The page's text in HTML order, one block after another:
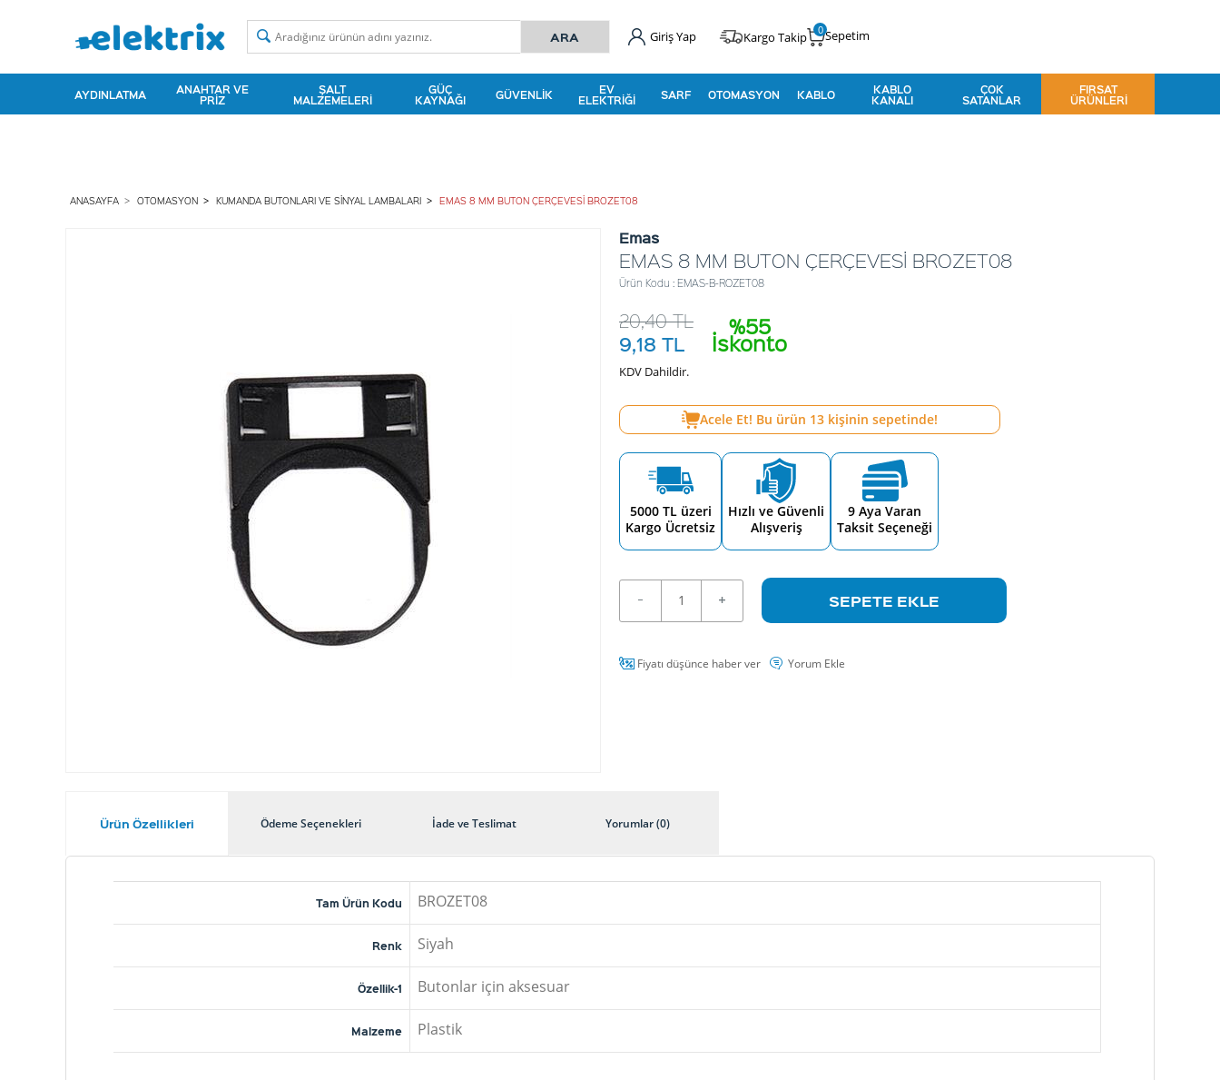
Giriş Yap Kargo Takip Sepetim
0
AYDINLATMA ANAHTAR VE
PRIZ
ŞALT
MALZEMELERI
GÜÇ
KAYNAĞI GÜVENLIK EV
ELEKTRIĞI SARF OTOMASYON KABLO KABLO
KANALI
ÇOK
SATANLAR
FIRSAT
ÜRÜNLERI
ANASAYFA OTOMASYON KUMANDA BUTONLARI VE SINYAL LAMBALARI EMAS 8 MM BUTON ÇERÇEVESİ BROZET08
Emas
EMAS 8 MM BUTON ÇERÇEVESİ BROZET08
Ürün Kodu : EMAS-B-ROZET08
%55
İskonto
20,40TL
9,18 TL
KDV Dahildir.
Acele Et! Bu ürün 13kişinin sepetinde!
5000 TL üzeri
Kargo Ücretsiz
Hızlı ve Güvenli
Alışveriş
9 Aya Varan
Taksit Seçeneği
SEPETE EKLE
Fiyatı düşünce haber ver Yorum Ekle
Ürün Özellikleri Ödeme Seçenekleri İade ve Teslimat Yorumlar (0)
Tam Ürün Kodu BROZET08
Renk Siyah
Özellik-1 Butonlar için aksesuar
Malzeme Plastik